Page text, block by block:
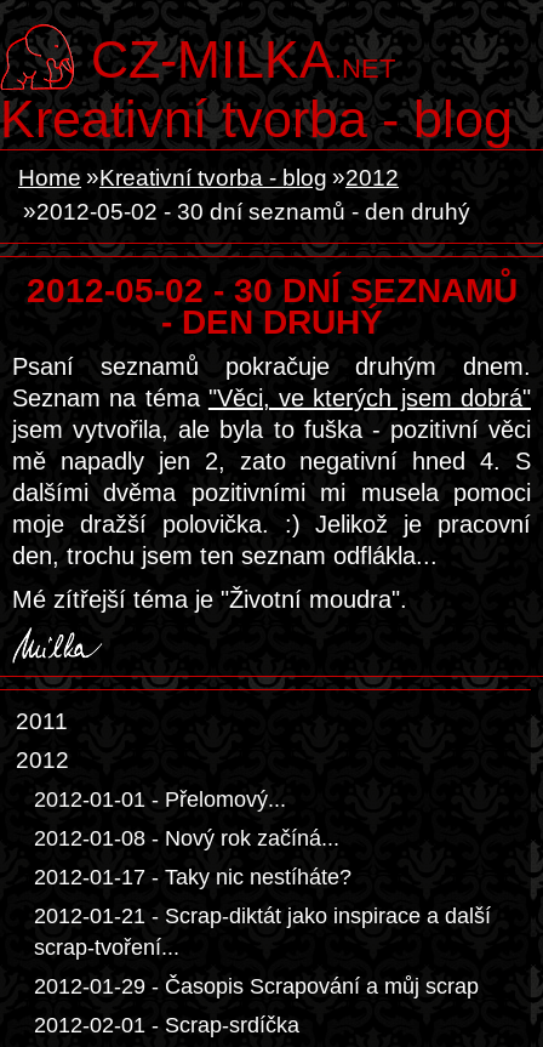
CZ-MILKA.NET
Kreativní tvorba - blog
Home Kreativní tvorba - blog
2012
2012-05-02 - 30 dní seznamů - den druhý
2012-05-02 - 30 DNÍ SEZNAMŮ
- DEN DRUHÝ
Psaní seznamů pokračuje druhým dnem.
Seznam na téma "Věci, ve kterých jsem dobrá"
jsem vytvořila, ale byla to fuška - pozitivní věci
mě napadly jen 2, zato negativní hned 4. S
dalšími dvěma pozitivními mi musela pomoci
moje dražší polovička. :) Jelikož je pracovní
den, trochu jsem ten seznam odflákla...
Mé zítřejší téma je "Životní moudra".
2011
2012
2012-01-01 - Přelomový...
2012-01-08 - Nový rok začíná...
2012-01-17 - Taky nic nestíháte?
2012-01-21 - Scrap-diktát jako inspirace a další
scrap-tvoření...
2012-01-29 - Časopis Scrapování a můj scrap
2012-02-01 - Scrap-srdíčka